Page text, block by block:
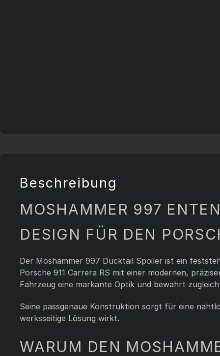
Beschreibung
MOSHAMMER 997
DESIGN FÜR DEN
Der Moshammer 997 Ducktail Spoiler ist ein
Porsche 911 Carrera RS mit einer modernen,
Fahrzeug eine markante Optik und bewahrt
Seine passgenaue Konstruktion sorgt für eine
werksseitige Lösung wirkt.
WARUM DEN